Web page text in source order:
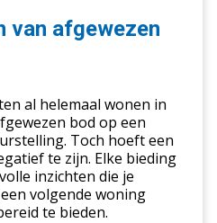
van afgewezen
al helemaal wonen in
bod op een
Toch hoeft een
te zijn. Elke bieding
inzichten die je
volgende woning
te bieden.